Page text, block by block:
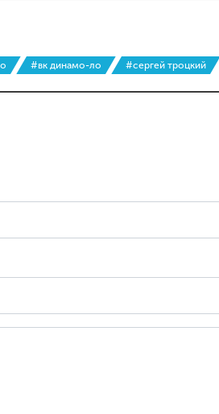
#вк динамо-ло #сергей троцкий